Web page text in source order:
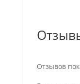
Отзывов